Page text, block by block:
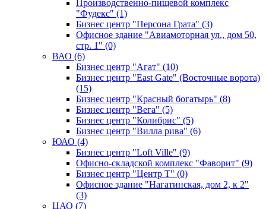
Производственно-пищевой комплекс
"Фудекс" (1)
Бизнес центр "Персона Грата" (3)
Офисное здание "Авиамоторная ул., дом 50,
стр. 1" (0)
ВАО (6)
Бизнес центр "Агат" (10)
Бизнес центр "East Gate" (Восточные ворота)
(15)
Бизнес центр "Красный богатырь" (8)
Бизнес центр "Вега" (5)
Бизнес центр "Колибрис" (5)
Бизнес центр "Вилла рива" (6)
ЮАО (4)
Бизнес центр "Loft Ville" (9)
Офисно-складской комплекс "Фаворит" (9)
Бизнес центр "Центр Т" (0)
Офисное здание "Нагатинская, дом 2, к 2"
(3)
ЦАО (7)